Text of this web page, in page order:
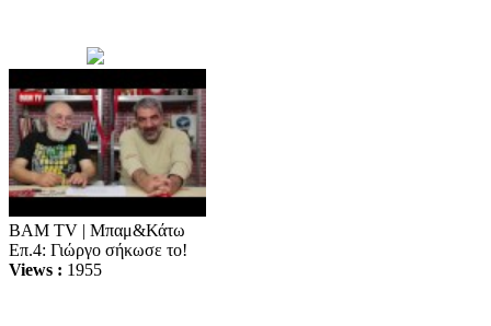
BAM TV | Μπαμ&Κάτω
Επ.4: Γιώργο σήκωσε το!
Views : 1955